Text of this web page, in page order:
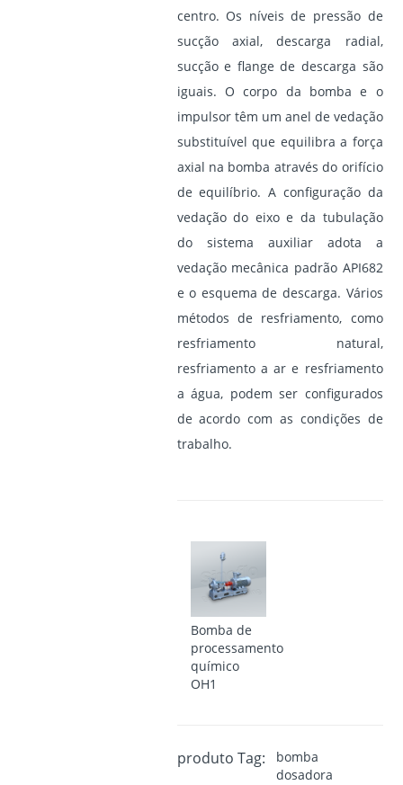
centro. Os níveis de pressão de
sucção axial, descarga radial,
sucção e flange de descarga são
iguais. O corpo da bomba e o
impulsor têm um anel de vedação
substituível que equilibra a força
axial na bomba através do orifício
de equilíbrio. A configuração da
vedação do eixo e da tubulação
do sistema auxiliar adota a
vedação mecânica padrão API682
e o esquema de descarga. Vários
métodos de resfriamento, como
resfriamento natural,
resfriamento a ar e resfriamento
a água, podem ser configurados
de acordo com as condições de
trabalho.
Bomba de
processamento
químico
OH1
produto Tag:
bomba
dosadora